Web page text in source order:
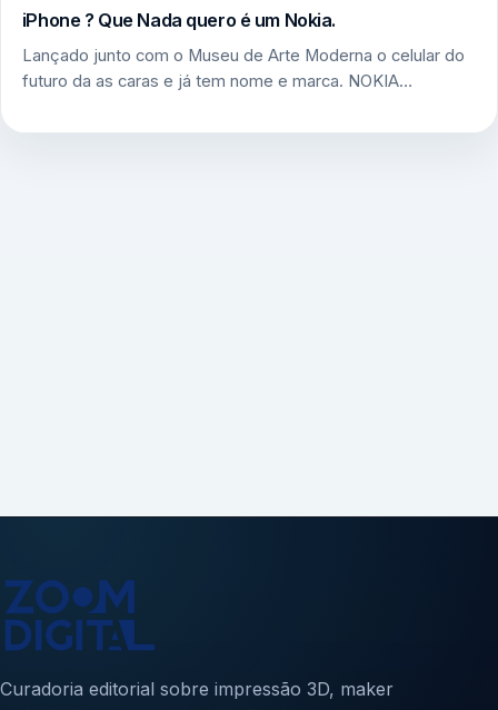
iPhone ? Que Nada quero é um Nokia.
Lançado junto com o Museu de Arte Moderna o celular do
futuro da as caras e já tem nome e marca. NOKIA…
Curadoria editorial sobre impressão 3D, maker